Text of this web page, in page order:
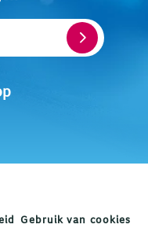
Gebruik van cookies